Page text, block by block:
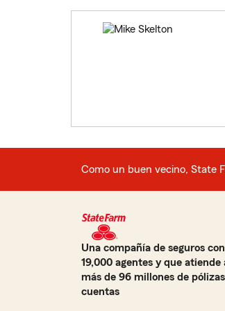
Como un buen vecino, State
Una compañía de seguros con
19,000 agentes y que atiende
más de 96 millones de
cuentas